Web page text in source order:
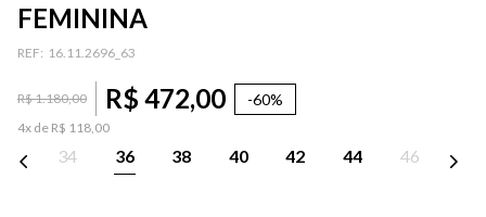
FEMININA
: 16.11.2696_63
R$1.180,00 R$ 472,00 -60%
4x de R$ 118,00
34 36 38 40 42 44 46